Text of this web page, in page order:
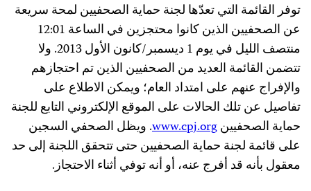
توفر القائمة التي تعدّها لجنة حماية الصحفيين لمحة سريعة
عن الصحفيين الذين كانوا محتجزين في الساعة 12:01
منتصف الليل في يوم 1 ديسمبر/كانون الأول 2013. ولا
تتضمن القائمة العديد من الصحفيين الذين تم احتجازهم
والإفراج عنهم على امتداد العام؛ ويمكن الاطلاع على
تفاصيل عن تلك الحالات على الموقع الإلكتروني التابع للجنة
حماية الصحفيينwww.cpj.org. ويظل الصحفي السجين
على قائمة لجنة حماية الصحفيين حتى تتحقق اللجنة إلى حد
معقول بأنه قد أفرج عنه، أو أنه توفي أثناء الاحتجاز.